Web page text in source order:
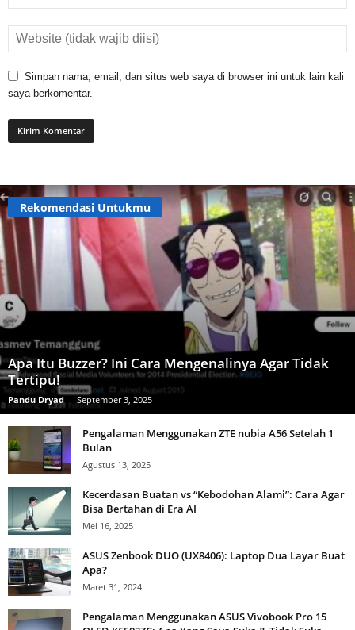
Simpan nama, email, dan situs web saya di browser ini untuk lain kali
saya berkomentar.
Rekomendasi Untukmu
Apa Itu Buzzer? Ini Cara Mengenalinya Agar Tidak
Tertipu!
Pandu Dryad - September 3, 2025
Pengalaman Menggunakan ZTE nubia A56 Setelah 1
Bulan
Agustus 13, 2025
Kecerdasan Buatan vs “Kebodohan Alami”: Cara Agar
Bisa Bertahan di Era AI
Mei 16, 2025
ASUS Zenbook DUO (UX8406): Laptop Dua Layar Buat
Apa?
Maret 31, 2024
Pengalaman Menggunakan ASUS Vivobook Pro 15